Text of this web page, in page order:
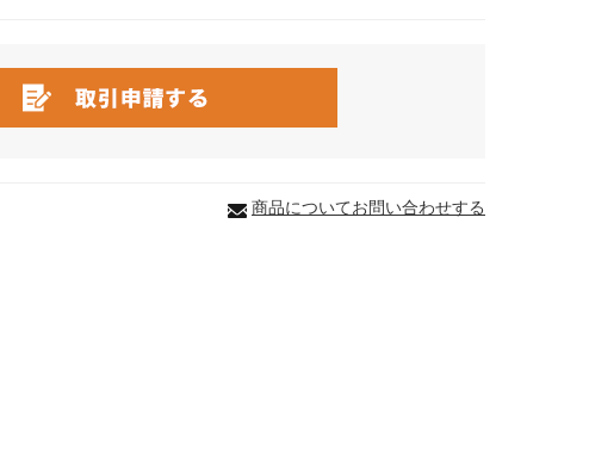
商品についてお問い合わせする